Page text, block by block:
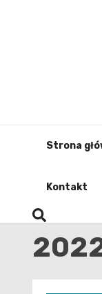
Strona
Kontakt